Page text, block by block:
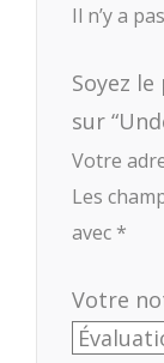
Il n’y a
Soyez
sur
Votre
Les
avec *
Votre